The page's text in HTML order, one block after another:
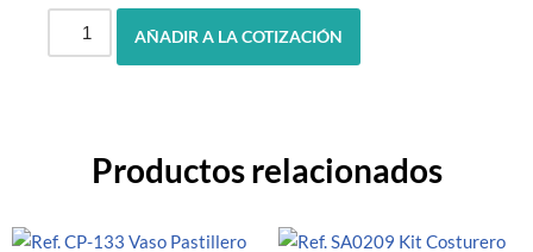
AÑADIR A LA COTIZACIÓN
Productos relacionados